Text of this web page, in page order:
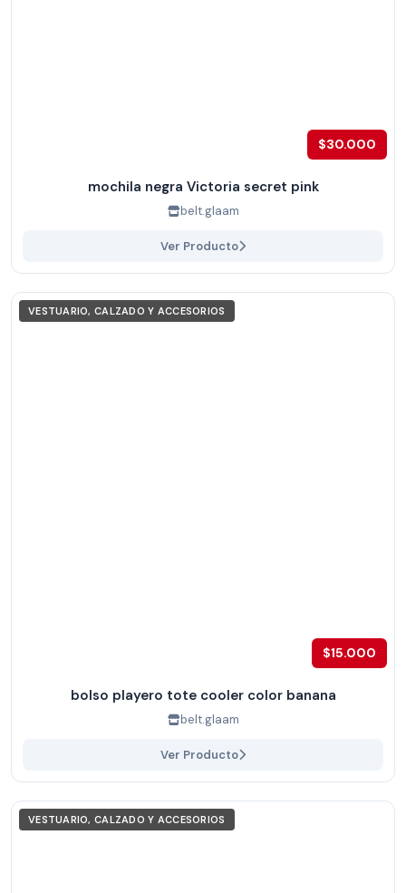
$30.000
mochila negra Victoria secret pink
belt.glaam
Ver Producto
VESTUARIO, CALZADO Y ACCESORIOS
$15.000
bolso playero tote cooler color banana
belt.glaam
Ver Producto
VESTUARIO, CALZADO Y ACCESORIOS